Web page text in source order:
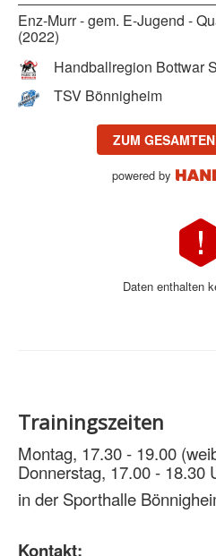
Enz-Murr - gem. E-Jugend -
(2022)
Handballregion Bottwar
TSV Bönnigheim
ZUM
powered by
Daten enthalten
Trainingszeiten
Montag, 17.30 - 19.00
Donnerstag, 17.00 - 18.30
in der Sporthalle
Kontakt: